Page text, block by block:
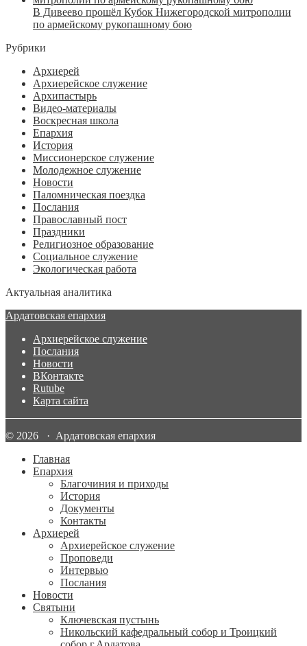
В Дивеево прошёл Кубок Нижегородской митрополии
по армейскому рукопашному бою
Рубрики
Архиерей
Архиерейское служение
Архипастырь
Видео-материалы
Воскресная школа
Епархия
История
Миссионерское служение
Молодежное служение
Новости
Паломническая поездка
Послания
Православный пост
Праздники
Религиозное образование
Социальное служение
Экологическая работа
Актуальная аналитика
Ардатовская епархия
Архиерейское служение
Послания
Новости
ВКонтакте
Rutube
Карта сайта
© 2026 · Ардатовская епархия
Главная
Епархия
Благочиния и приходы
История
Документы
Контакты
Архиерей
Архиерейское служение
Проповеди
Интервью
Послания
Новости
Святыни
Ключевская пустынь
Никольский кафедральный собор и Троицкий